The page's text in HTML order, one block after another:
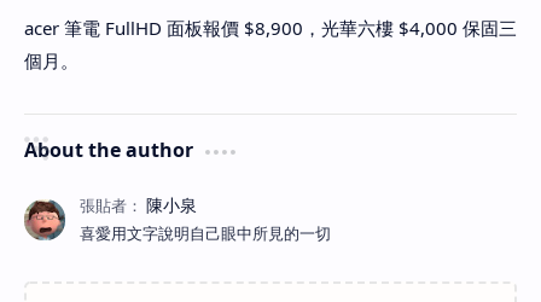
acer 筆電 FullHD 面板報價 $8,900，光華六樓 $4,000 保固三
個月。
About the author
喜愛用文字說明自己眼中所見的一切